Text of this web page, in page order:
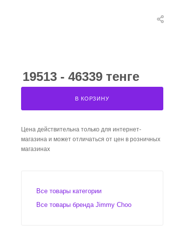
19513 - 46339 тенге
В КОРЗИНУ
Цена действительна только для интернет-
магазина и может отличаться от цен в розничных
магазинах
Все товары категории
Все товары бренда Jimmy Choo